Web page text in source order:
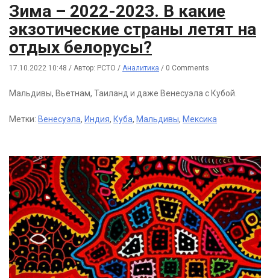
Зима – 2022-2023. В какие
экзотические страны летят на
отдых белорусы?
17.10.2022 10:48 / Автор: РСТО / Аналитика / 0 Comments
Мальдивы, Вьетнам, Таиланд и даже Венесуэла с Кубой.
Метки: Венесуэла, Индия, Куба, Мальдивы, Мексика